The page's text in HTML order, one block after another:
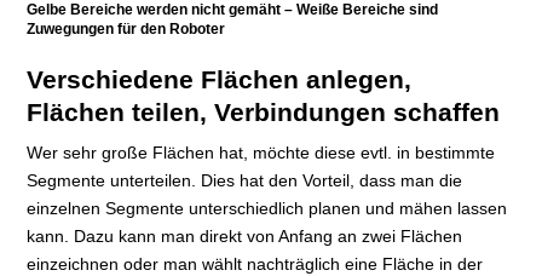
Gelbe Bereiche werden nicht gemäht – Weiße Bereiche sind
Zuwegungen für den Roboter
Verschiedene Flächen anlegen,
Flächen teilen, Verbindungen schaffen
Wer sehr große Flächen hat, möchte diese evtl. in bestimmte
Segmente unterteilen. Dies hat den Vorteil, dass man die
einzelnen Segmente unterschiedlich planen und mähen lassen
kann. Dazu kann man direkt von Anfang an zwei Flächen
einzeichnen oder man wählt nachträglich eine Fläche in der